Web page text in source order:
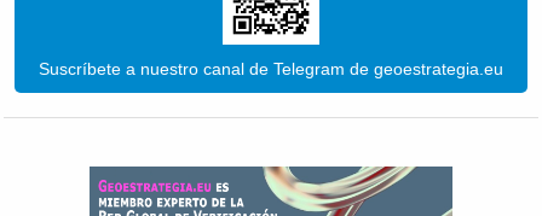
Suscríbete a nuestro canal de Telegram de geoestrategia.eu